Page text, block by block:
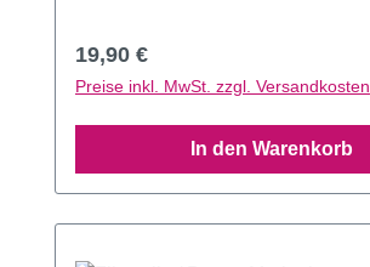
Regulärer Preis:
19,90 €
Preise inkl. MwSt. zzgl. Versandkosten
In den Warenkorb